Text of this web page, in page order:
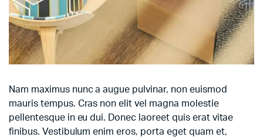
Nam maximus nunc a augue pulvinar, non euismod
mauris tempus. Cras non elit vel magna molestie
pellentesque in eu dui. Donec laoreet quis erat vitae
finibus. Vestibulum enim eros, porta eget quam et,